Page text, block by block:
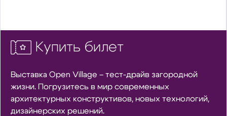
Купить билет
Выставка Open Village – тест-драйв загородной
жизни. Погрузитесь в мир современных
архитектурных конструктивов, новых технологий,
дизайнерских решений.